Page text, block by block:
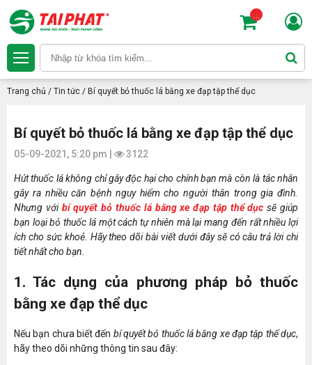
Trang chủ / Tin tức / Bí quyết bỏ thuốc lá bằng xe đạp tập thể dục
Bí quyết bỏ thuốc lá bằng xe đạp tập thể dục
05-09-2021, 5:20 pm | 3122
Hút thuốc lá không chỉ gây độc hại cho chính bạn mà còn là tác nhân
gây ra nhiều căn bệnh nguy hiểm cho người thân trong gia đình.
Nhưng với bí quyết bỏ thuốc lá bằng xe đạp tập thể dục sẽ giúp
bạn loại bỏ thuốc lá một cách tự nhiên mà lại mang đến rất nhiều lợi
ích cho sức khoẻ. Hãy theo dõi bài viết dưới đây sẽ có câu trả lời chi
tiết nhất cho bạn.
1. Tác dụng của phương pháp bỏ thuốc
bằng xe đạp thể dục
Nếu bạn chưa biết đến bí quyết bỏ thuốc lá bằng xe đạp tập thể dục,
hãy theo dõi những thông tin sau đây: